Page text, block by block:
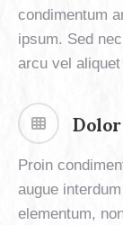
condimentum
ipsum. Sed
arcu vel
Proin
augue
elementum,